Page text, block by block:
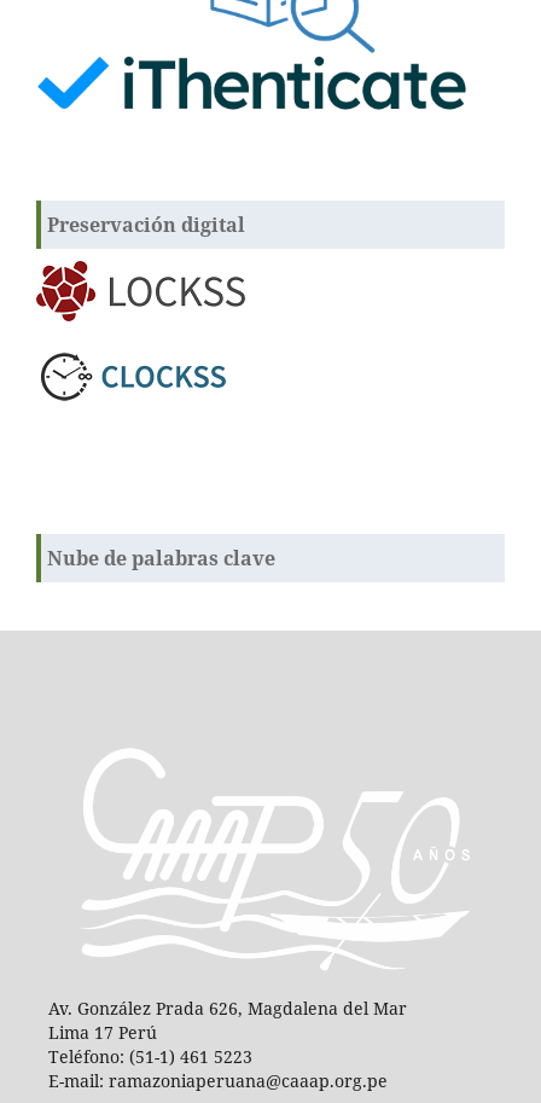
Preservación digital
Nube de palabras clave
Av. González Prada 626, Magdalena del Mar
Lima 17 Perú
Teléfono: (51-1) 461 5223
E-mail: ramazoniaperuana@caaap.org.pe